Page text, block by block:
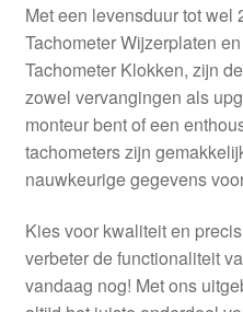
Mijn account
Over ons
Privacybeleid
Winkelwagen
Met een levensduur tot wel
Tachometer Wijzerplaten
Tachometer Klokken, zijn
zowel vervangingen als
monteur bent of een
tachometers zijn
nauwkeurige gegevens
Kies voor kwaliteit en
verbeter de functionaliteit
vandaag nog! Met ons